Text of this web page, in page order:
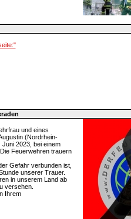
und eines
(Nordrhein-
2023, bei einem
Feuerwehren trauern
Gefahr verbunden ist,
unserer Trauer.
in unserem Land ab
versehen.
Ihrem